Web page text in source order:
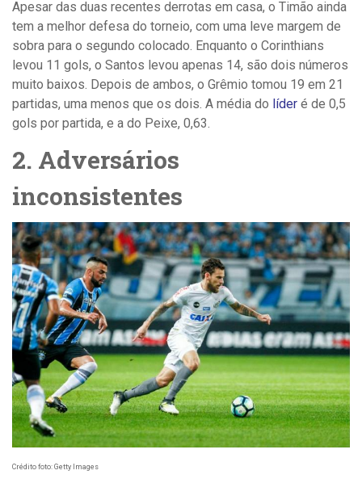
Apesar das duas recentes derrotas em casa, o Timão ainda
tem a melhor defesa do torneio, com uma leve margem de
sobra para o segundo colocado. Enquanto o Corinthians
levou 11 gols, o Santos levou apenas 14, são dois números
muito baixos. Depois de ambos, o Grêmio tomou 19 em 21
partidas, uma menos que os dois. A média do líder é de 0,5
gols por partida, e a do Peixe, 0,63.
2. Adversários
inconsistentes
Crédito foto: Getty Images